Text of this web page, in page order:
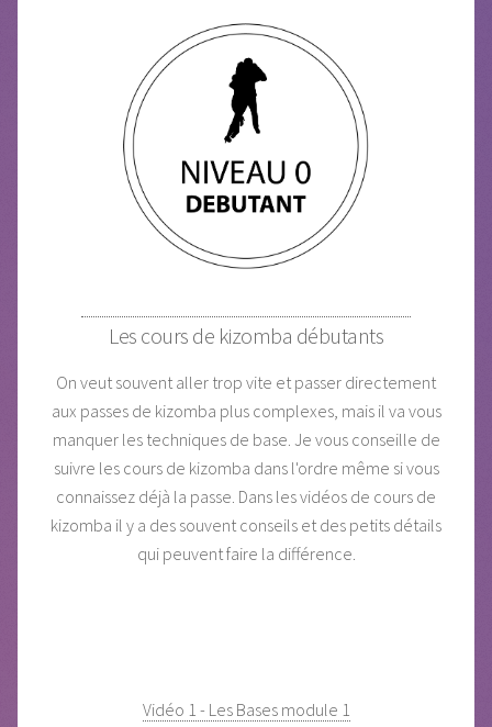
Les cours de kizomba débutants
On veut souvent aller trop vite et passer directement
aux passes de kizomba plus complexes, mais il va vous
manquer les techniques de base. Je vous conseille de
suivre les cours de kizomba dans l'ordre même si vous
connaissez déjà la passe. Dans les vidéos de cours de
kizomba il y a des souvent conseils et des petits détails
qui peuvent faire la différence.
Vidéo 1 - Les Bases module 1